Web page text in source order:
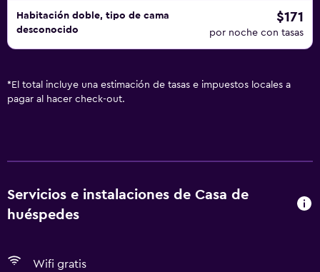
Habitación doble, tipo de cama
desconocido
$171
por noche con tasas
* El total incluye una estimación de tasas e impuestos locales a
pagar al hacer check-out.
Servicios e instalaciones de Casa de
huéspedes
Wifi gratis